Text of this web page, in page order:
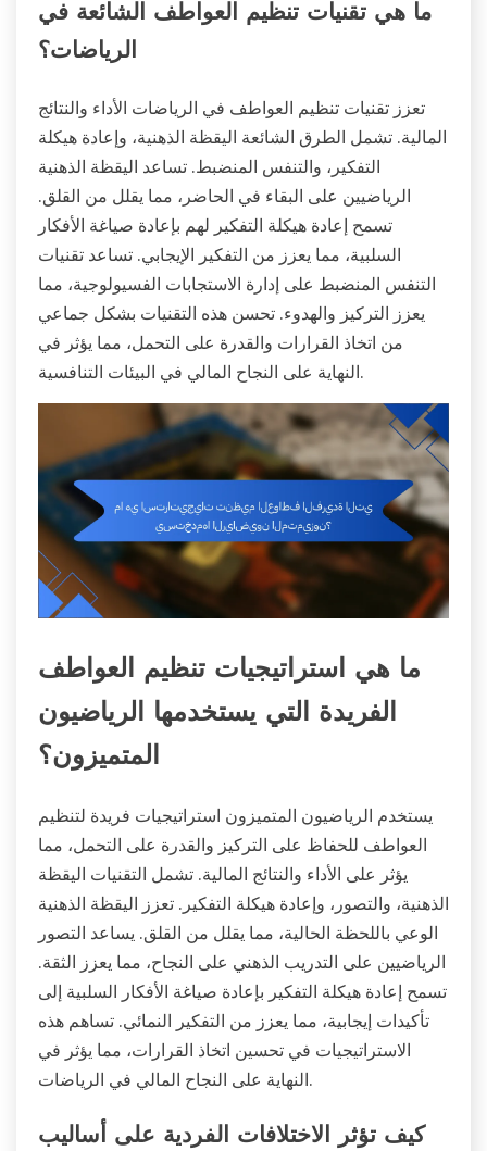
ما هي تقنيات تنظيم العواطف الشائعة في
الرياضات؟
تعزز تقنيات تنظيم العواطف في الرياضات الأداء والنتائج
المالية. تشمل الطرق الشائعة اليقظة الذهنية، وإعادة هيكلة
التفكير، والتنفس المنضبط. تساعد اليقظة الذهنية
الرياضيين على البقاء في الحاضر، مما يقلل من القلق.
تسمح إعادة هيكلة التفكير لهم بإعادة صياغة الأفكار
السلبية، مما يعزز من التفكير الإيجابي. تساعد تقنيات
التنفس المنضبط على إدارة الاستجابات الفسيولوجية، مما
يعزز التركيز والهدوء. تحسن هذه التقنيات بشكل جماعي
من اتخاذ القرارات والقدرة على التحمل، مما يؤثر في
النهاية على النجاح المالي في البيئات التنافسية.
ما هي استراتيجيات تنظيم العواطف
الفريدة التي يستخدمها الرياضيون
المتميزون؟
يستخدم الرياضيون المتميزون استراتيجيات فريدة لتنظيم
العواطف للحفاظ على التركيز والقدرة على التحمل، مما
يؤثر على الأداء والنتائج المالية. تشمل التقنيات اليقظة
الذهنية، والتصور، وإعادة هيكلة التفكير. تعزز اليقظة الذهنية
الوعي باللحظة الحالية، مما يقلل من القلق. يساعد التصور
الرياضيين على التدريب الذهني على النجاح، مما يعزز الثقة.
تسمح إعادة هيكلة التفكير بإعادة صياغة الأفكار السلبية إلى
تأكيدات إيجابية، مما يعزز من التفكير النمائي. تساهم هذه
الاستراتيجيات في تحسين اتخاذ القرارات، مما يؤثر في
النهاية على النجاح المالي في الرياضات.
كيف تؤثر الاختلافات الفردية على أساليب